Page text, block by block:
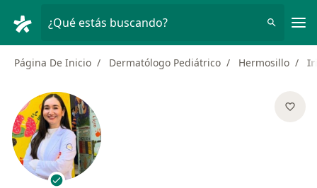
¿Qué estás buscando?
Página De Inicio Dermatólogo Pediátrico Hermosillo